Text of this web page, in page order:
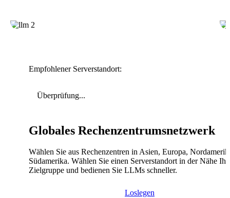
Empfohlener Serverstandort:
Überprüfung...
Globales Rechenzentrumsnetzwerk
Wählen Sie aus Rechenzentren in Asien, Europa,
Südamerika. Wählen Sie einen Serverstandort in der Nähe
Zielgruppe und bedienen Sie LLMs schneller.
Loslegen